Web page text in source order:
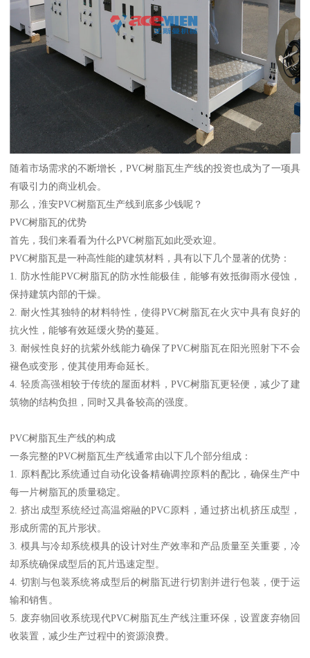
随着市场需求的不断增长，PVC树脂瓦生产线的投资也成为了一项具
有吸引力的商业机会。
那么，淮安PVC树脂瓦生产线到底多少钱呢？
PVC树脂瓦的优势
首先，我们来看看为什么PVC树脂瓦如此受欢迎。
PVC树脂瓦是一种高性能的建筑材料，具有以下几个显著的优势：
1. 防水性能PVC树脂瓦的防水性能极佳，能够有效抵御雨水侵蚀，
保持建筑内部的干燥。
2. 耐火性其独特的材料特性，使得PVC树脂瓦在火灾中具有良好的
抗火性，能够有效延缓火势的蔓延。
3. 耐候性良好的抗紫外线能力确保了PVC树脂瓦在阳光照射下不会
褪色或变形，使其使用寿命延长。
4. 轻质高强相较于传统的屋面材料，PVC树脂瓦更轻便，减少了建
筑物的结构负担，同时又具备较高的强度。
PVC树脂瓦生产线的构成
一条完整的PVC树脂瓦生产线通常由以下几个部分组成：
1. 原料配比系统通过自动化设备精确调控原料的配比，确保生产中
每一片树脂瓦的质量稳定。
2. 挤出成型系统经过高温熔融的PVC原料，通过挤出机挤压成型，
形成所需的瓦片形状。
3. 模具与冷却系统模具的设计对生产效率和产品质量至关重要，冷
却系统确保成型后的瓦片迅速定型。
4. 切割与包装系统将成型后的树脂瓦进行切割并进行包装，便于运
输和销售。
5. 废弃物回收系统现代PVC树脂瓦生产线注重环保，设置废弃物回
收装置，减少生产过程中的资源浪费。